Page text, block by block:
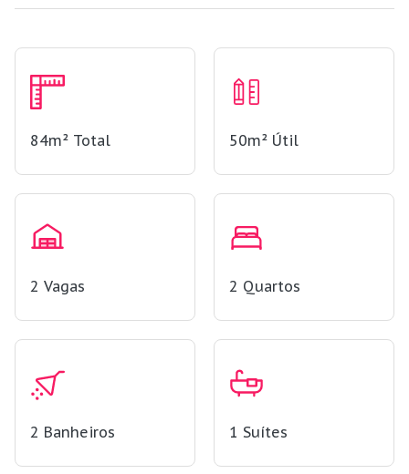
84m² Total 50m² Útil
2 Vagas 2 Quartos
2 Banheiros 1 Suítes